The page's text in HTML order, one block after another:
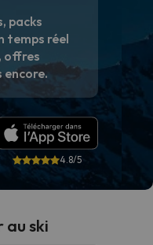
packs
temps réel
offres
encore.
4.8/5
au ski